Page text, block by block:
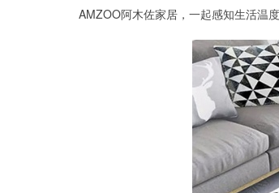
AMZOO阿木佐家居，一起感知生活温度